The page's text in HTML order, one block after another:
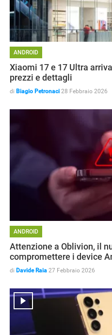
STREAMING E SERIE TV
ANDROID
Xiaomi 17 e 17 Ultra
prezzi e dettagli
di Biagio Petronaci 28 Febbraio 2026
ANDROID
Attenzione a Oblivion, il
compromettere i device
di Davide Raia 27 Febbraio 2026